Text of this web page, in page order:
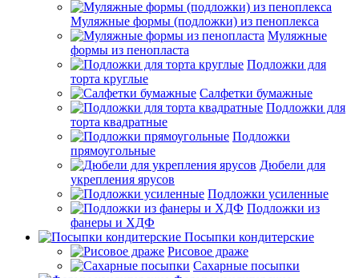
Муляжные формы (подложки) из пеноплекса
Муляжные
формы из пенопласта
Подложки для
торта круглые
Салфетки бумажные
Подложки для
торта квадратные
Подложки
прямоугольные
Дюбели для
укрепления ярусов
Подложки усиленные
Подложки из
фанеры и ХДФ
Посыпки кондитерские
Рисовое драже
Сахарные посыпки